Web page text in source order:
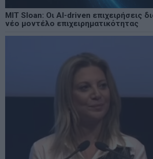
MIT Sloan: Οι AI-driven επιχειρήσεις
νέο μοντέλο επιχειρηματικότητας